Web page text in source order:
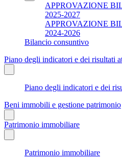
APPROVAZIONE
2025-2027
APPROVAZIONE
2024-2026
Bilancio consuntivo
Piano degli indicatori e dei risultati
Piano degli indicatori e dei
Beni immobili e gestione patrimonio
Patrimonio immobiliare
Patrimonio immobiliare